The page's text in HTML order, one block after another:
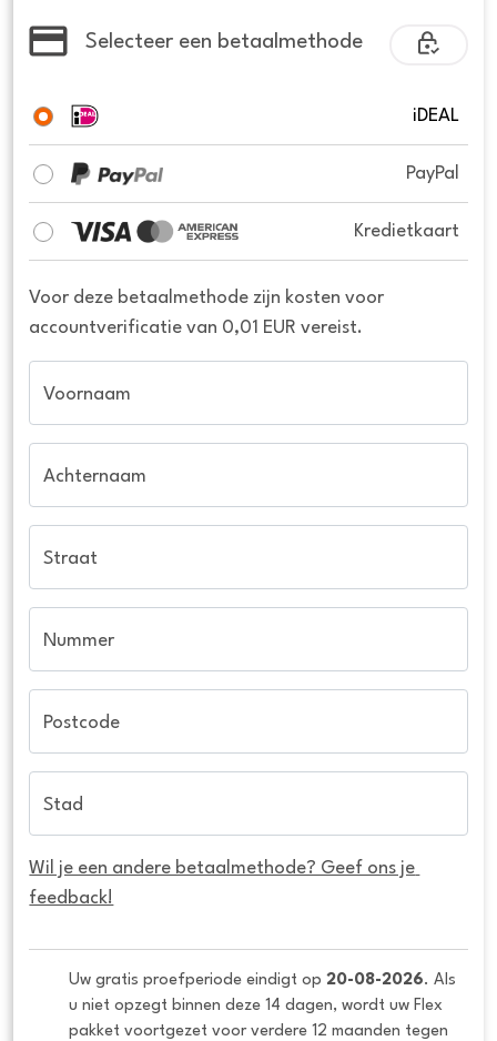
Selecteer een betaalmethode
iDEAL
PayPal
Kredietkaart
Voor deze betaalmethode zijn kosten voor
accountverificatie van 0,01 EUR vereist.
Voornaam
Achternaam
Straat
Nummer
Postcode
Stad
Wil je een andere betaalmethode? Geef ons je
feedback!
Uw gratis proefperiode eindigt op 20-08-2026. Als
u niet opzegt binnen deze 14 dagen, wordt uw Flex
pakket voortgezet voor verdere 12 maanden tegen